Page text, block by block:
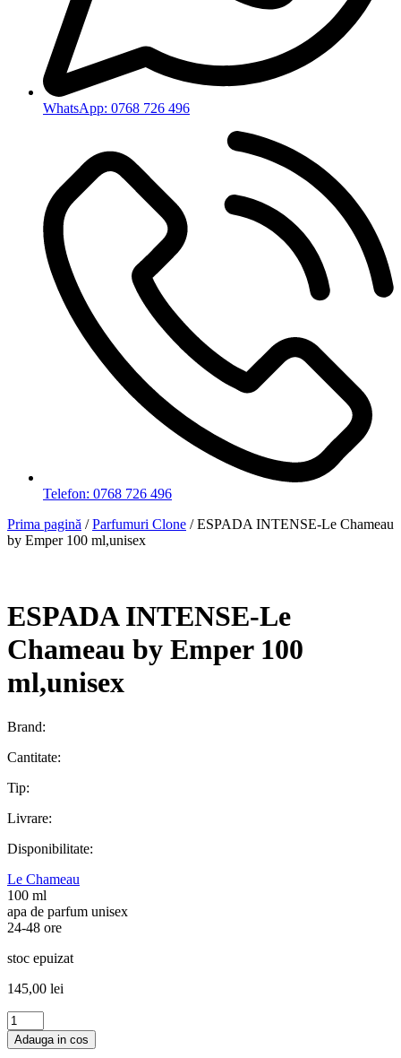
WhatsApp: 0768 726 496
Telefon: 0768 726 496
Prima pagină /Parfumuri Clone / ESPADA INTENSE-Le Chameau
by Emper 100 ml,unisex
ESPADA INTENSE-Le
Chameau by Emper 100
ml,unisex
Brand:
Cantitate:
Tip:
Livrare:
Disponibilitate:
Le Chameau
100 ml
apa de parfum unisex
24-48 ore
stoc epuizat
145,00 lei
Cantitate
DARING
BLUE
Adauga in cos